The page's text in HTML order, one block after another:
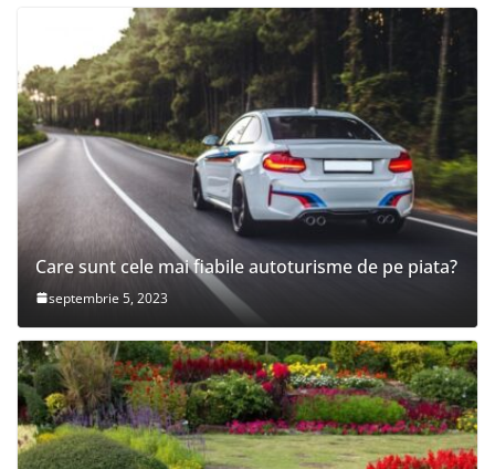
Care sunt cele mai fiabile autoturisme de pe piata?
septembrie 5, 2023